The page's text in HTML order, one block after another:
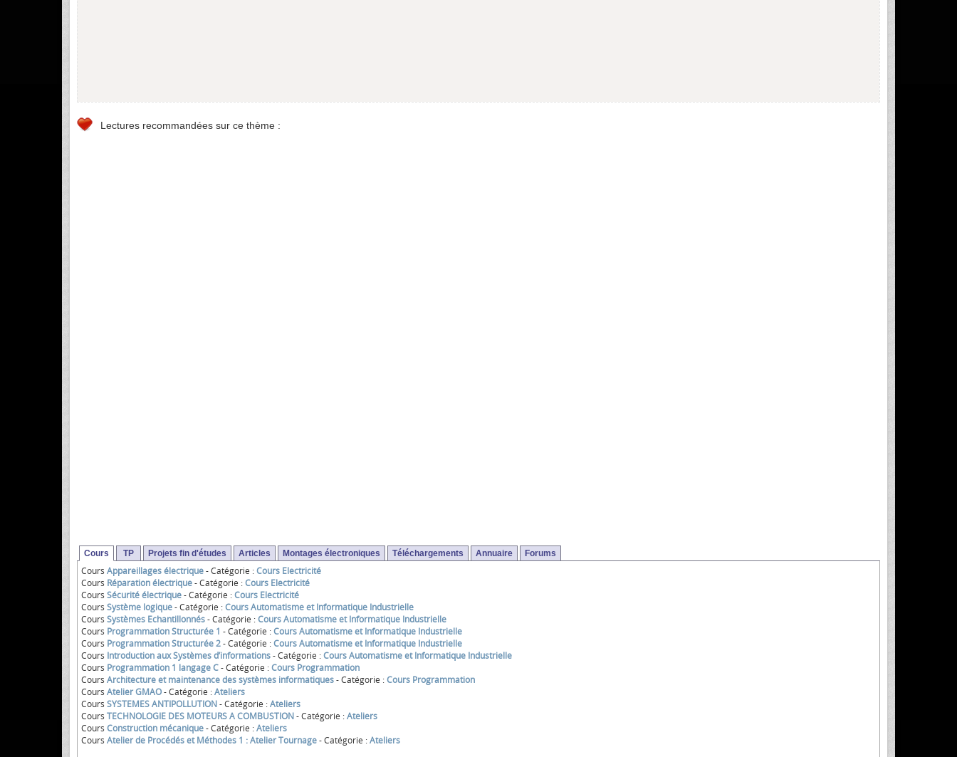
Lectures recommandées sur ce thème :
Cours TP Projets fin d'études Articles Montages électroniques Téléchargements Annuaire Forums
Cours Appareillages électrique- Catégorie :Cours Electricité
Cours Réparation électrique- Catégorie :Cours Electricité
Cours Sécurité électrique- Catégorie :Cours Electricité
Cours Système logique- Catégorie :Cours Automatisme et Informatique Industrielle
Cours Systèmes Echantillonnés- Catégorie :Cours Automatisme et Informatique Industrielle
Cours Programmation Structurée 1 - Catégorie :Cours Automatisme et Informatique Industrielle
Cours Programmation Structurée 2- Catégorie :Cours Automatisme et Informatique Industrielle
Cours Introduction aux Systèmes d’informations- Catégorie :Cours Automatisme et Informatique Industrielle
Cours Programmation 1 langage C- Catégorie :Cours Programmation
Cours Architecture et maintenance des systèmes informatiques- Catégorie :Cours Programmation
Cours Atelier GMAO- Catégorie :Ateliers
Cours SYSTEMES ANTIPOLLUTION- Catégorie :Ateliers
Cours TECHNOLOGIE DES MOTEURS A COMBUSTION- Catégorie :Ateliers
Cours Construction mécanique- Catégorie :Ateliers
Cours Atelier de Procédés et Méthodes 1 : Atelier Tournage- Catégorie :Ateliers